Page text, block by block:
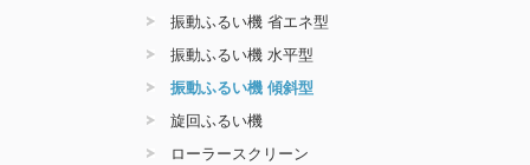
振動ふるい機 省エネ型
振動ふるい機 水平型
振動ふるい機 傾斜型
旋回ふるい機
ローラースクリーン